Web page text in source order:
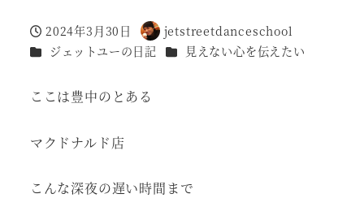
投稿日
2024年3月30日
著
者
jetstreetdanceschool
カテゴリー
ジェットユーの日記 カテゴリー
見えない心を伝えたい
ここは豊中のとある
マクドナルド店
こんな深夜の遅い時間まで